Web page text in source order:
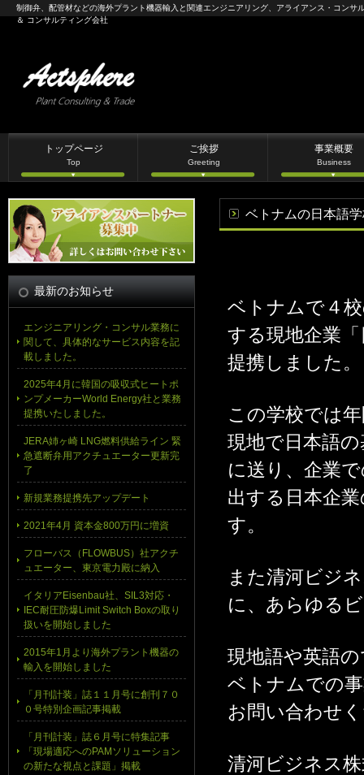
制御弁、配管材などの海外プラント機器輸入と関連エンジニアリング、アライアンス・コン
＆ コンサルティング会社
トップページ
Top
ご挨拶
Greeting
事業概要
Business
ベトナムの日本語
ベトナムで４
する現地企業
提携しました。
この学校では
現地で日本語
に送り、企業
出する日本企
す。
また清河ビジ
に、あらゆる
現地語や英語
ベトナムでの
お問い合わせ
清河ビジネス
最新のお知らせ
エンジニアリング・コンサル業務に
関して、具体的なサービス内容を記
載しました。
2025年4月に韓国の吸収式ヒートポ
ンプメーカーWorld Energy社と業務
提携いたしました。
JERA姉ヶ崎 LNG燃料供給ライン 緊
急遮断弁用アクチュエーター更新完
了
新規業務提携先アップデート
2021年4月 資本金800万円に増資
フローバス（FLOWBUS）社アクチ
ュエーター、東京電力殿に納入
イタリアEisenbau社、SIL3対応・
IEC耐圧防爆Limit Switch Boxの取り
扱いを開始しました
2015年1月より海外プラント機器の
輸入を開始しました
「月刊計装」誌１１月号に創刊７０
０号特別企画記事掲載
「月刊計装」誌６月号に特集記事
「現場適応へのPAMソリューション
の新たな視点と課題」掲載